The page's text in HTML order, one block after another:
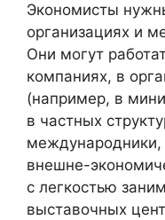
Экономисты
организациях и
Они могут
компаниях, в
(например, в
в частных
внешне-
с легкостью
выставочных